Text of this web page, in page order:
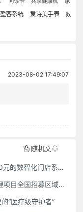
客系统 爱诗美手表 数
2023-08-02 17:49:07
随机文章
店系统一套（含硬件）
人，低投入，高回报，长收益
“医疗级守护者”